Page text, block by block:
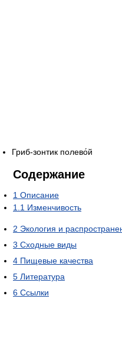
Гриб-зонтик полево́й
Содержание
1 Описание
1.1 Изменчивость
2 Экология и
3 Сходные виды
4 Пищевые качества
5 Литература
6 Ссылки